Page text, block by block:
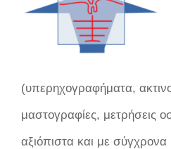
(υπερηχογραφήματα,
μαστογραφίες, μετρήσεις
αξιόπιστα και με